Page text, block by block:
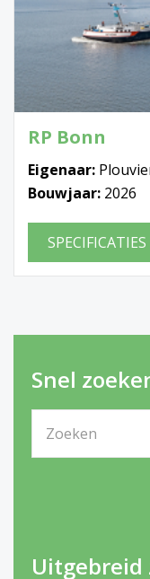
RP Bonn
Eigenaar:
Bouwjaar: 2026
SPECIFICATIES
Snel
Uitgebreid